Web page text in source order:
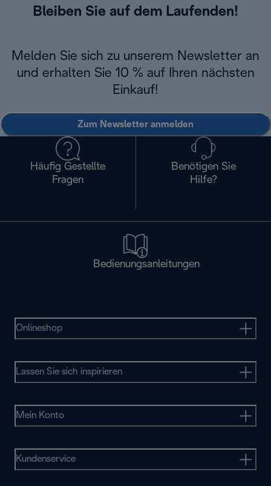
Bleiben Sie auf dem Laufenden!
Melden Sie sich zu unserem Newsletter an
und erhalten Sie 10 % auf Ihren nächsten
Einkauf!
Zum Newsletter anmelden
Häufig Gestellte
Fragen
Benötigen Sie
Hilfe?
Bedienungsanleitungen
Onlineshop
Lassen Sie sich inspirieren
Mein Konto
Kundenservice